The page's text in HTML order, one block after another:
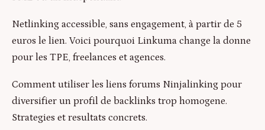
Netlinking accessible, sans engagement, à partir de 5
euros le lien. Voici pourquoi Linkuma change la donne
pour les TPE, freelances et agences.
Comment utiliser les liens forums Ninjalinking pour
diversifier un profil de backlinks trop homogene.
Strategies et resultats concrets.